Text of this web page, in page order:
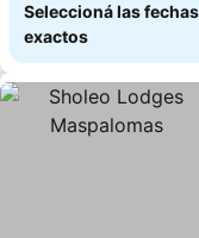
Seleccioná las
exactos